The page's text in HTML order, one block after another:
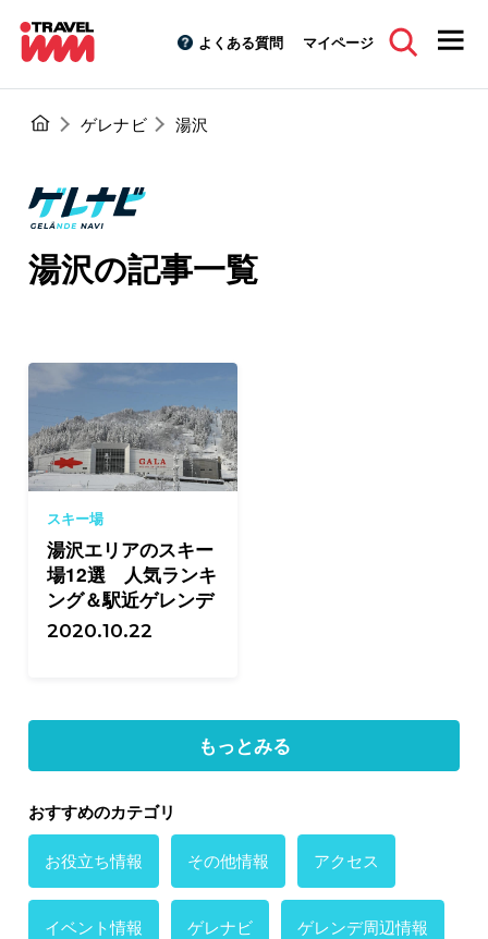
よくある質問 マイページ
ゲレナビ 湯沢
湯沢の記事一覧
スキー場
湯沢エリアのスキー
場12選 人気ランキ
ング＆駅近ゲレンデ
2020.10.22
もっとみる
おすすめのカテゴリ
お役立ち情報 その他情報 アクセス
イベント情報 ゲレナビ ゲレンデ周辺情報